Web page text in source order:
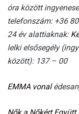
óra között
telefonszám: +36
24 év alattiaknak:
lelki elsősegély
között): 137 – 00
EMMA vonal